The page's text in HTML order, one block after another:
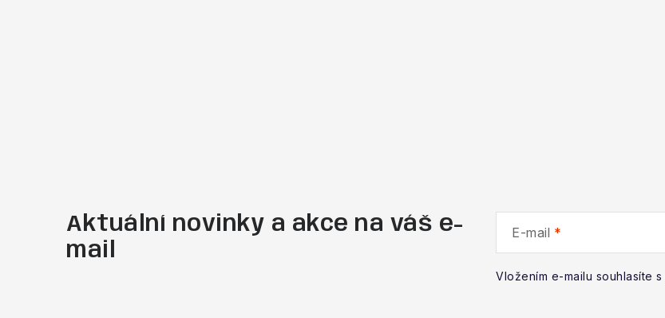
Aktuální novinky a akce na váš e-
mail
E-mail
Vložením e-mailu souhlasíte s